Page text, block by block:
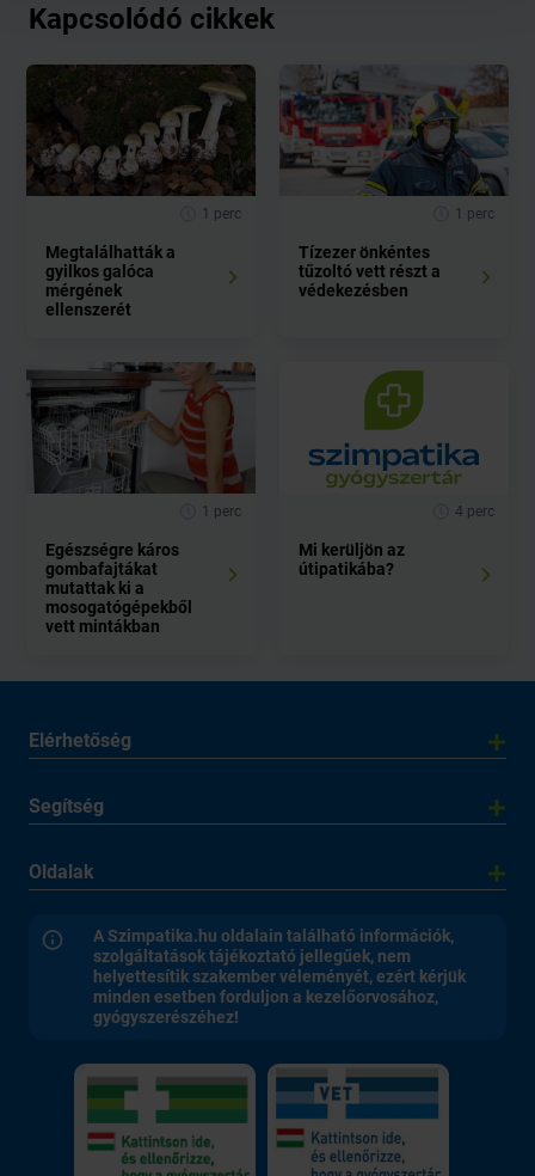
Kapcsolódó cikkek
1 perc
Megtalálhatták a
gyilkos galóca
mérgének
ellenszerét
1 perc
Tízezer önkéntes
tűzoltó vett részt a
védekezésben
1 perc
Egészségre káros
gombafajtákat
mutattak ki a
mosogatógépekből
vett mintákban
4 perc
Mi kerüljön az
útipatikába?
Elérhetőség
Segítség
Oldalak
A Szimpatika.hu oldalain található információk,
szolgáltatások tájékoztató jellegűek, nem
helyettesítik szakember véleményét, ezért kérjük
minden esetben forduljon a kezelőorvosához,
gyógyszerészéhez!